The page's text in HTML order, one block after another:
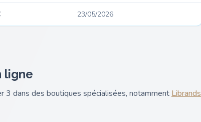
23/05/2026
ligne
3 dans des boutiques spécialisées, notamment Librands